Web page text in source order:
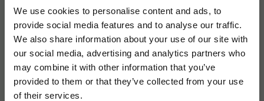
We use cookies to personalise content and ads, to
provide social media features and to analyse our traffic.
We also share information about your use of our site with
our social media, advertising and analytics partners who
may combine it with other information that you’ve
provided to them or that they’ve collected from your use
of their services.